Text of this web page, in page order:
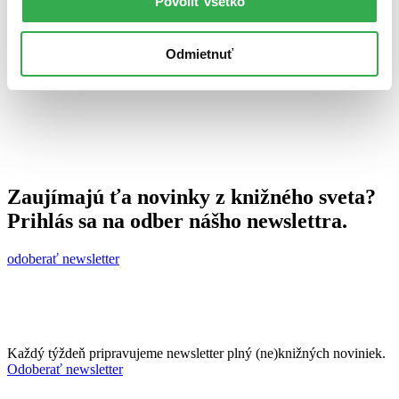
Odmietnuť
Zaujímajú ťa novinky z knižného sveta?
Prihlás sa na odber nášho newslettra.
odoberať newsletter
Každý týždeň pripravujeme newsletter plný (ne)knižných noviniek.
Odoberať newsletter